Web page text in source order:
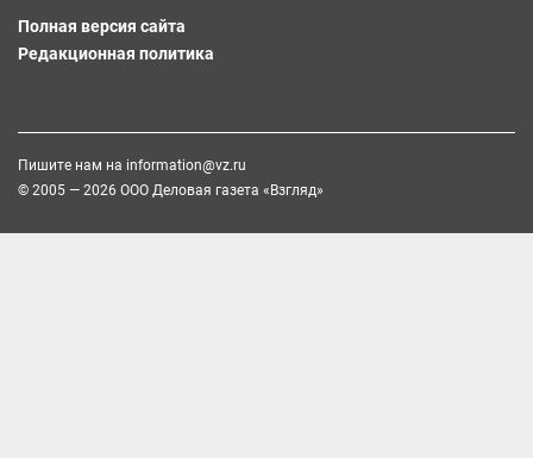
Полная версия сайта
Редакционная политика
Пишите нам на information@vz.ru
© 2005 — 2026 ООО Деловая газета «Взгляд»